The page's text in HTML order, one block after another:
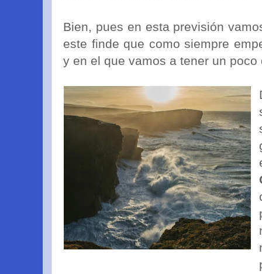
Bien, pues en esta previsión
este finde que como siempre
y en el que vamos a tener un